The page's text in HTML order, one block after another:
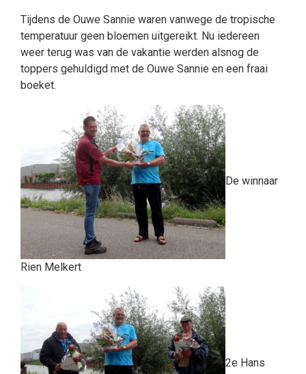
Tijdens de Ouwe Sannie waren vanwege de tropische
temperatuur geen bloemen uitgereikt. Nu iedereen
weer terug was van de vakantie werden alsnog de
toppers gehuldigd met de Ouwe Sannie en een fraai
boeket.
De winnaar
Rien Melkert
2e Hans